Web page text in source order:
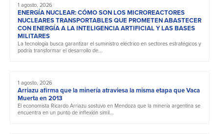
1 agosto, 2026
ENERGÍA NUCLEAR: CÓMO SON LOS MICROREACTORES
NUCLEARES TRANSPORTABLES QUE PROMETEN ABASTECER
CON ENERGÍA A LA INTELIGENCIA ARTIFICIAL Y LAS BASES
MILITARES
La tecnología busca garantizar el suministro eléctrico en sectores estratégicos y
podría transformar el desarrollo de...
1 agosto, 2026
Arriazu afirma que la minería atraviesa la misma etapa que Vaca
Muerta en 2013
El economista Ricardo Arriazu sostuvo en Mendoza que la minería argentina se
encuentra en un punto de inflexión simil...